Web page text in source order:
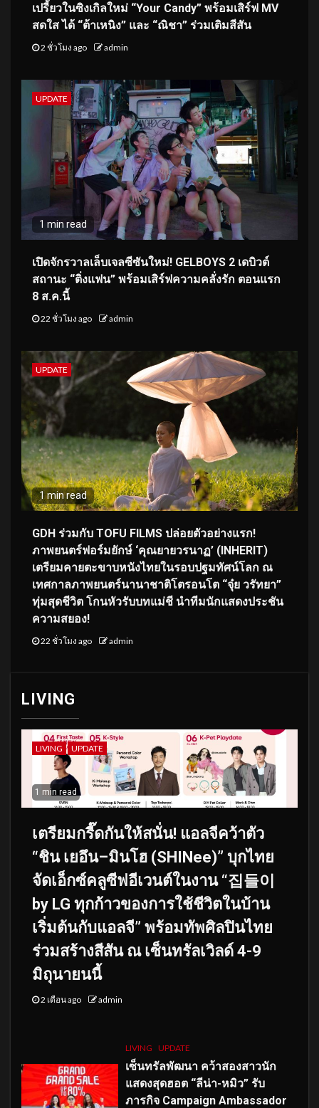
เปรี้ยวในซิงเกิลใหม่ “Your Candy” พร้อมเสิร์ฟ MV
สดใส ได้ “ต้าเหนิง” และ “ณิชา” ร่วมเติมสีสัน
2 ชั่วโมง ago admin
UPDATE
1 min read
เปิดจักรวาลเล็บเจลซีซันใหม่! GELBOYS 2 เดบิวต์
สถานะ “ติ่งแฟน” พร้อมเสิร์ฟความคลั่งรัก ตอนแรก
8 ส.ค.นี้
22 ชั่วโมง ago admin
UPDATE
1 min read
GDH ร่วมกับ TOFU FILMS ปล่อยตัวอย่างแรก!
ภาพยนตร์ฟอร์มยักษ์ ‘คุณยายวรนาฏ’ (INHERIT)
เตรียมคายตะขาบหนังไทยในรอบปฐมทัศน์โลก ณ
เทศกาลภาพยนตร์นานาชาติโตรอนโต “จุ๋ย วรัทยา”
ทุ่มสุดชีวิต โกนหัวรับบทแม่ชี นำทีมนักแสดงประชัน
ความสยอง!
22 ชั่วโมง ago admin
LIVING
LIVING UPDATE
1 min read
เตรียมกรี๊ดกันให้สนั่น! แอลจีคว้าตัว
“ชิน เยอึน–มินโฮ (SHINee)” บุกไทย
จัดเอ็กซ์คลูซีฟอีเวนต์ในงาน “집들이
by LG ทุกก้าวของการใช้ชีวิตในบ้าน
เริ่มต้นกับแอลจี” พร้อมทัพศิลปินไทย
ร่วมสร้างสีสัน ณ เซ็นทรัลเวิลด์ 4-9
มิถุนายนนี้
2 เดือน ago admin
LIVING UPDATE
เซ็นทรัลพัฒนา คว้าสองสาวนัก
แสดงสุดฮอต “ลีน่า-หมิว” รับ
ภารกิจ Campaign Ambassador